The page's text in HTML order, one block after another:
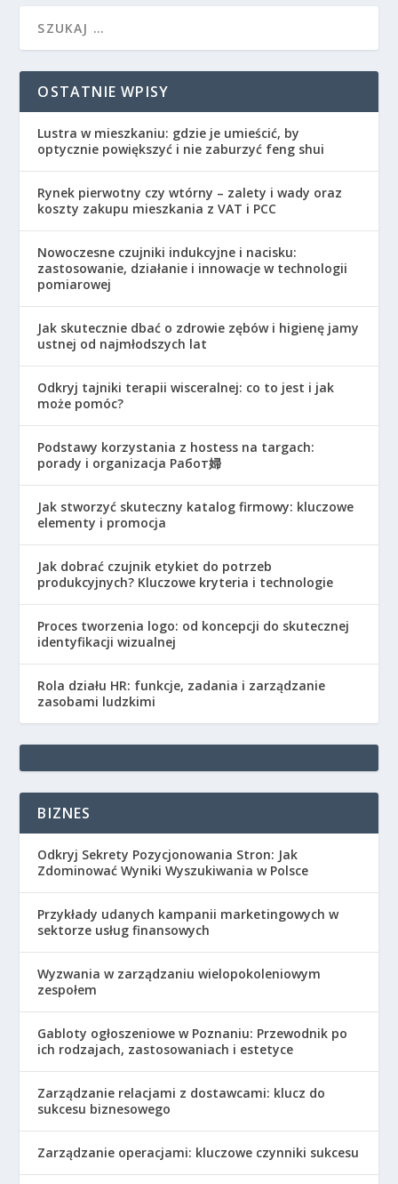
OSTATNIE WPISY
Lustra w mieszkaniu: gdzie je umieścić, by
optycznie powiększyć i nie zaburzyć feng shui
Rynek pierwotny czy wtórny – zalety i wady oraz
koszty zakupu mieszkania z VAT i PCC
Nowoczesne czujniki indukcyjne i nacisku:
zastosowanie, działanie i innowacje w technologii
pomiarowej
Jak skutecznie dbać o zdrowie zębów i higienę jamy
ustnej od najmłodszych lat
Odkryj tajniki terapii wisceralnej: co to jest i jak
może pomóc?
Podstawy korzystania z hostess na targach:
porady i organizacja Работ婦
Jak stworzyć skuteczny katalog firmowy: kluczowe
elementy i promocja
Jak dobrać czujnik etykiet do potrzeb
produkcyjnych? Kluczowe kryteria i technologie
Proces tworzenia logo: od koncepcji do skutecznej
identyfikacji wizualnej
Rola działu HR: funkcje, zadania i zarządzanie
zasobami ludzkimi
BIZNES
Odkryj Sekrety Pozycjonowania Stron: Jak
Zdominować Wyniki Wyszukiwania w Polsce
Przykłady udanych kampanii marketingowych w
sektorze usług finansowych
Wyzwania w zarządzaniu wielopokoleniowym
zespołem
Gabloty ogłoszeniowe w Poznaniu: Przewodnik po
ich rodzajach, zastosowaniach i estetyce
Zarządzanie relacjami z dostawcami: klucz do
sukcesu biznesowego
Zarządzanie operacjami: kluczowe czynniki sukcesu